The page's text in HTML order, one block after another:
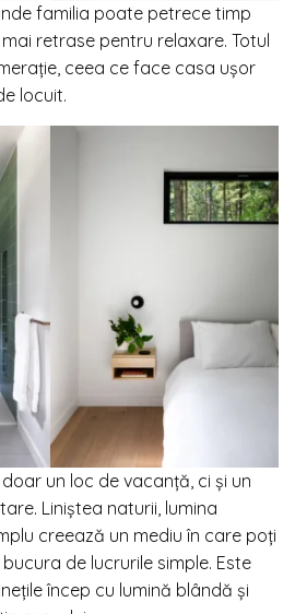
familia poate petrece timp
retrase pentru relaxare. Totul
ceea ce face casa ușor
locuit.
un loc de vacanță, ci și un
Liniștea naturii, lumina
creează un mediu în care poți
de lucrurile simple. Este
încep cu lumină blândă și